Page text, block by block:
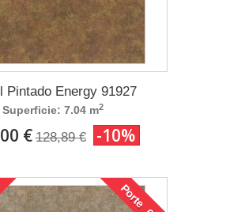
Pintado Energy 91927
Superficie: 7.04 m2
€ 128,89 € -10%